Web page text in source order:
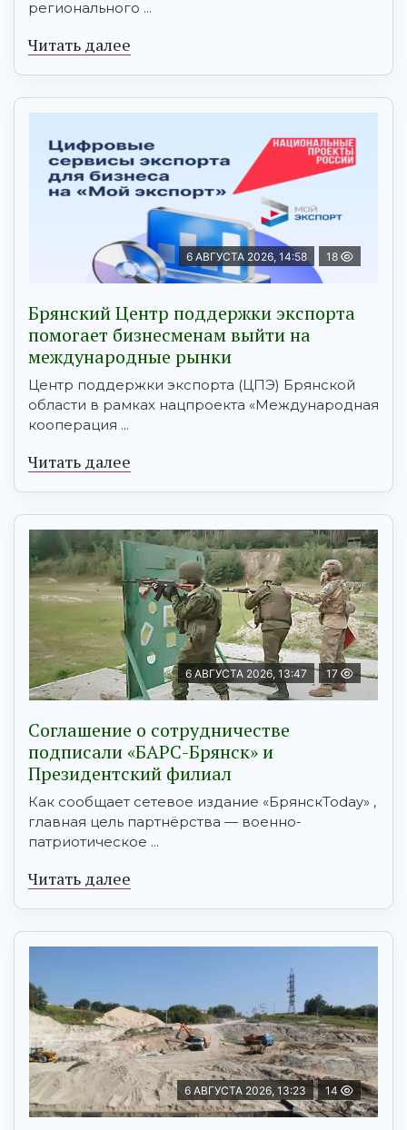
регионального ...
Читать далее
6 АВГУСТА 2026, 14:58 18
Брянский Центр поддержки экспорта
помогает бизнесменам выйти на
международные рынки
Центр поддержки экспорта (ЦПЭ) Брянской
области в рамках нацпроекта «Международная
кооперация ...
Читать далее
6 АВГУСТА 2026, 13:47 17
Соглашение о сотрудничестве
подписали «БАРС-Брянск» и
Президентский филиал
Как сообщает сетевое издание «БрянскToday» ,
главная цель партнёрства — военно-
патриотическое ...
Читать далее
6 АВГУСТА 2026, 13:23 14